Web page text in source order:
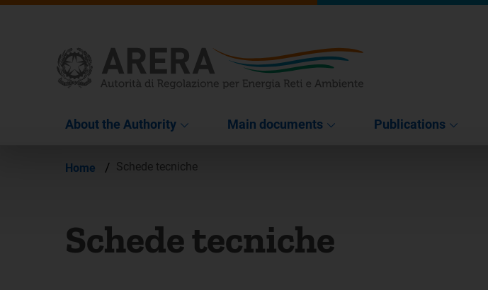
About the Authority Main documents Publications
Home / Schede tecniche
Schede tecniche